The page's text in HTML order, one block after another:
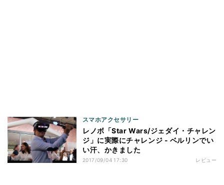
スマホアクセサリー
レノボ「Star Wars/ジェダイ・チャレン
ジ」に実際にチャレンジ - ベルリンでい
い汗、かきました
2017/09/04 17:30 レビュー